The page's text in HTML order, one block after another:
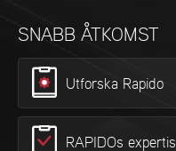
SNABB ÅTKOMST
Utforska Rapido
RAPIDOs expertis